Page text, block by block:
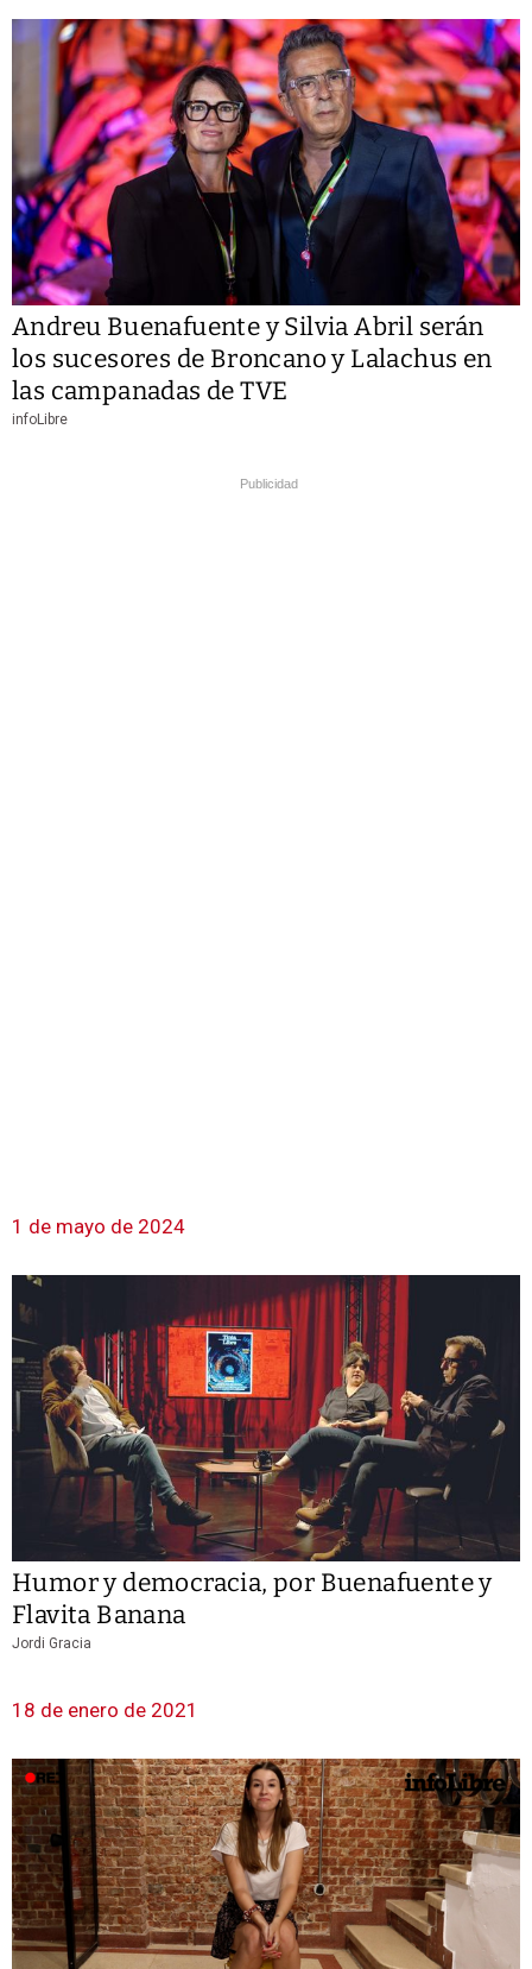
Andreu Buenafuente y Silvia Abril serán
los sucesores de Broncano y Lalachus en
las campanadas de TVE
infoLibre
Publicidad
1 de mayo de 2024
Humor y democracia, por Buenafuente y
Flavita Banana
Jordi Gracia
18 de enero de 2021